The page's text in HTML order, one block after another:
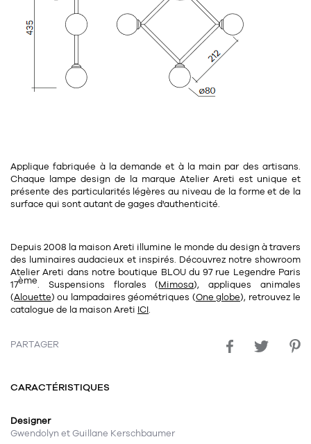
Bougeoirs
Divers
accessoire 116
Applique fabriquée à la demande et à la main par des artisans.
Chaque lampe design de la marque Atelier Areti est unique et
présente des particularités légères au niveau de la forme et de la
surface qui sont autant de gages d'authenticité.
Depuis 2008 la maison Areti illumine le monde du design à travers
des luminaires audacieux et inspirés. Découvrez notre showroom
Atelier Areti dans notre boutique BLOUdu97 rue Legendre Paris
17ème. Suspensions florales (Mimosa), appliques animales
(Alouette) ou lampadaires géométriques (One globe), retrouvez le
catalogue de la maison Areti ICI.
PARTAGER
CARACTÉRISTIQUES
Designer
Gwendolyn et Guillane Kerschbaumer